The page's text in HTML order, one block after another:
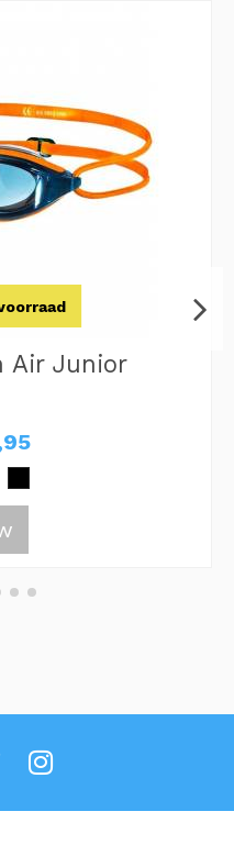
Air Junior